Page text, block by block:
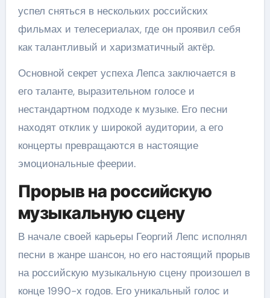
успел сняться в нескольких российских
фильмах и телесериалах, где он проявил себя
как талантливый и харизматичный актёр.
Основной секрет успеха Лепса заключается в
его таланте, выразительном голосе и
нестандартном подходе к музыке. Его песни
находят отклик у широкой аудитории, а его
концерты превращаются в настоящие
эмоциональные феерии.
Прорыв на российскую
музыкальную сцену
В начале своей карьеры Георгий Лепс исполнял
песни в жанре шансон, но его настоящий прорыв
на российскую музыкальную сцену произошел в
конце 1990-х годов. Его уникальный голос и